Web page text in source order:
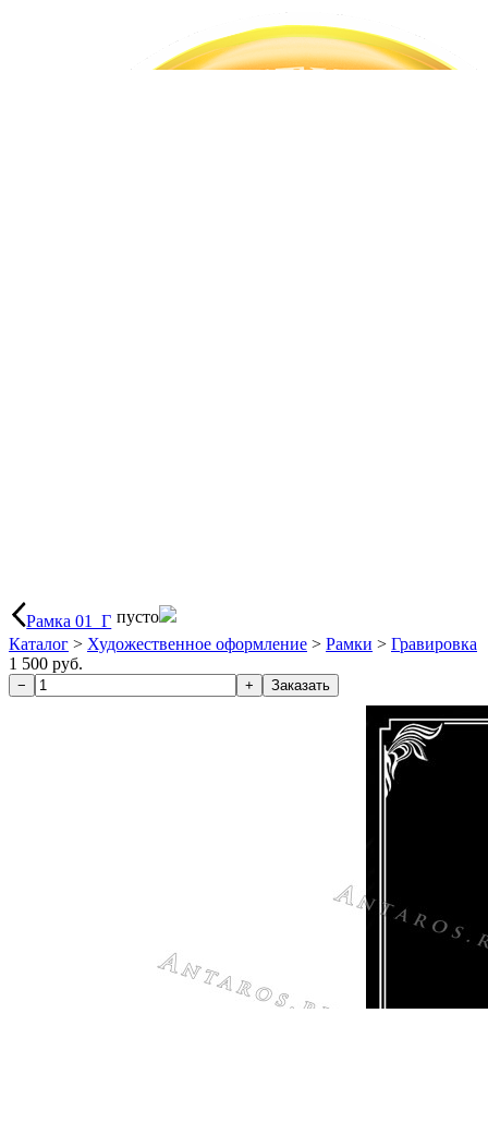
Рамка 01_Г пусто
Каталог > Художественное оформление > Рамки > Гравировка
1 500 руб.